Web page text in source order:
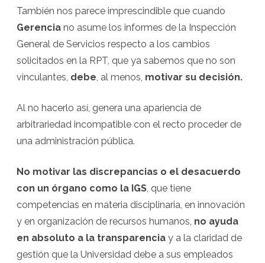
También nos parece imprescindible que cuando
Gerencia no asume los informes de la Inspección
General de Servicios respecto a los cambios
solicitados en la RPT, que ya sabemos que no son
vinculantes, debe, al menos, motivar su decisión.
Al no hacerlo así, genera una apariencia de
arbitrariedad incompatible con el recto proceder de
una administración pública.
No motivar las discrepancias o el desacuerdo
con un órgano como la IGS, que tiene
competencias en materia disciplinaria, en innovación
y en organización de recursos humanos, no ayuda
en absoluto a la transparencia y a la claridad de
gestión que la Universidad debe a sus empleados